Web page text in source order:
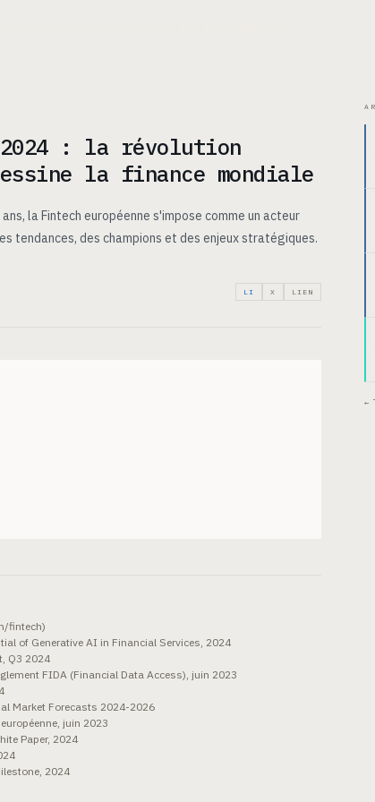
2024 : la révolution
la finance mondiale
la Fintech européenne s'impose comme un acteur
tendances, des champions et des enjeux stratégiques.
LI X LIEN
fintech)
of Generative AI in Financial Services, 2024
Q3 2024
FIDA (Financial Data Access), juin 2023
Market Forecasts 2024-2026
juin 2023
Paper, 2024
2024
←